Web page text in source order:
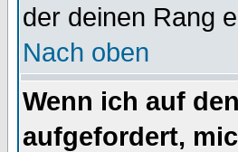
der deinen Rang
Nach oben
Wenn ich auf
aufgefordert,